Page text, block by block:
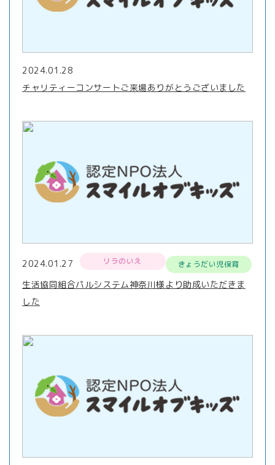
2024.01.28
チャリティーコンサートご来場ありがとうございました
2024.01.27 リラのいえ きょうだい児保育
生活協同組合パルシステム神奈川様より助成いただきま
した